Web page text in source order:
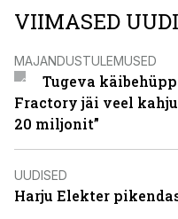
VIIMASED
MAJANDUSTULEMUSED
Tugeva
Fractory jäi veel
20 miljonit”
UUDISED
Harju Elekter